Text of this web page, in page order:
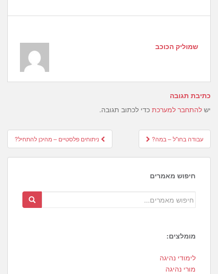
שמוליק הכוכב
כתיבת תגובה
יש להתחבר למערכת כדי לכתוב תגובה.
Post
navigation
ניתוחים פלסטיים – מהיכן להתחיל? עבודה בחו"ל – במה?
חיפוש מאמרים
מומלצים:
1
1
לימודי נהיגה
מורי נהיגה